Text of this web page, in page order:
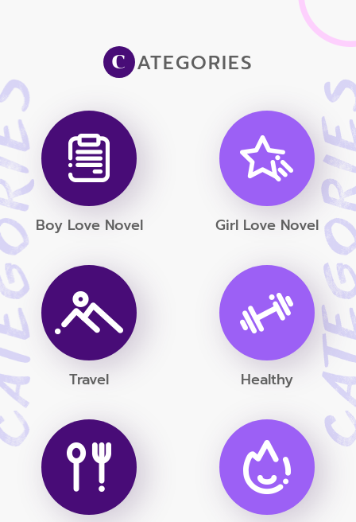
C ATEGORIES
Boy Love Novel Girl Love Novel
Travel Healthy